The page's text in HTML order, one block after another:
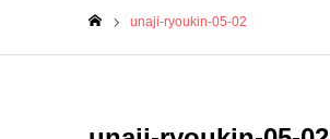
unaji-ryoukin-05-02